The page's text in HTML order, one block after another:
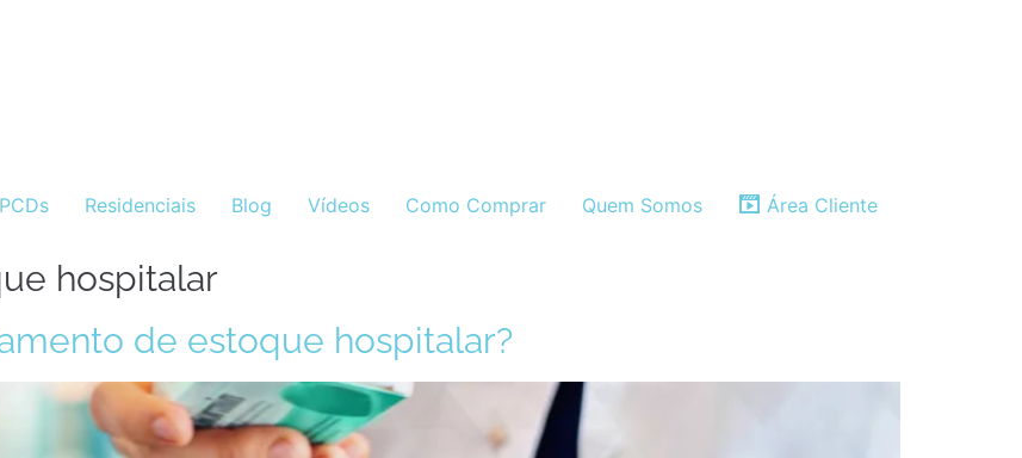
PCDs Residenciais Blog Vídeos Como Comprar Quem Somos Área Cliente
hospitalar
de estoque hospitalar?